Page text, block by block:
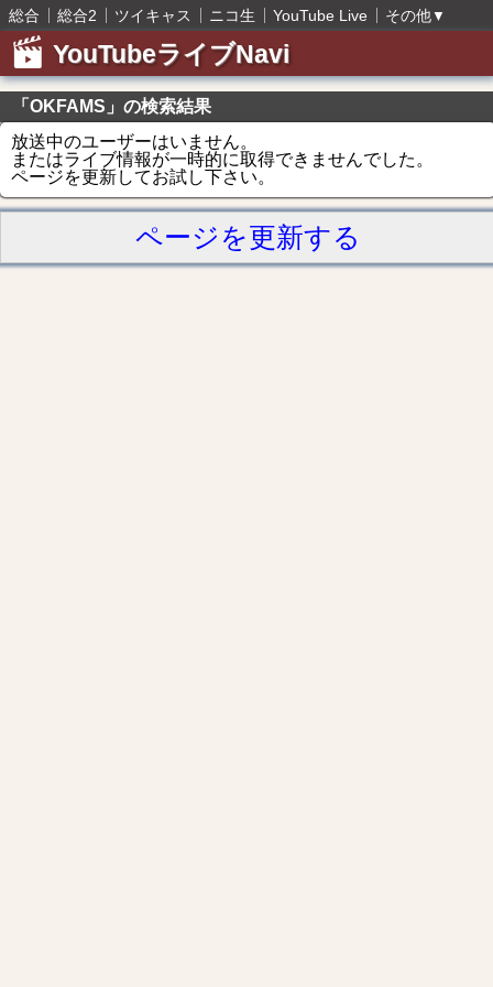
総合 総合2 ツイキャス ニコ生 YouTube Live その他▼
YouTubeライブNavi
「OKFAMS」の検索結果
放送中のユーザーはいません。
またはライブ情報が一時的に取得できませんでした。
ページを更新してお試し下さい。
ページを更新する